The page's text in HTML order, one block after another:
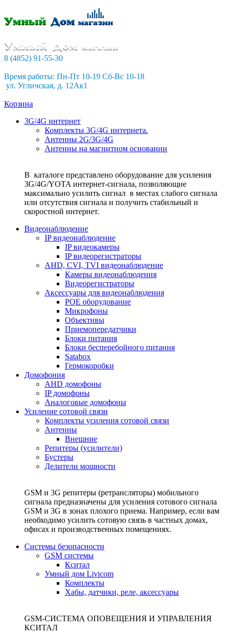
8 (4852) 91-55-30
Время работы: Пн-Пт 10-19 Сб-Вс 10-18
ул. Угличская, д. 12Ак1
Корзина
3G/4G интернет
Комплекты 3G/4G интернета.
Антенны 2G/3G/4G
Антенны на магнитном основании
В каталоге представлено оборудование для усиления
3G/4G/YOTA интернет-сигнала, позволяющие
максимально усилить сигнал в местах слабого сигнала
или отсутствия сигнала и получить стабильный и
скоростной интернет.
Видеонаблюдение
IP видеонаблюдение
IP видеокамеры
IP видеорегистраторы
AHD, CVI, TVI видеонаблюдение
Камеры видеонаблюдения
Видеорегистраторы
Аксессуары для видеонаблюдения
POE оборудование
Микрофоны
Объективы
Приемопередатчики
Блоки питания
Блоки бесперебойного питания
Satabox
Гермокоробки
Домофония
AHD домофоны
IP домофоны
Аналоговые домофоны
Усиление сотовой связи
Комплекты усиления сотовой связи
Антенны
Внешние
Репитеры (усилители)
Бустеры
Делители мощности
GSM и 3G репитеры (ретрансляторы) мобильного
сигнала предназначены для усиления сотового сигнала
GSM и 3G в зонах плохого приема. Например, если вам
необходимо усилить сотовую связь в частных домах,
офисах и производственных помещениях.
Системы безопасности
GSM системы
Кситал
Умный дом Livicom
Комплекты
Хабы, датчики, реле, аксессуары
GSM-СИСТЕМА ОПОВЕЩЕНИЯ И УПРАВЛЕНИЯ
КСИТАЛ